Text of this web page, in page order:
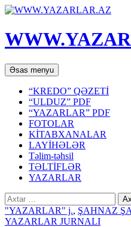
Axtar
Əsas menyu Mühtəviyyata
keç
“KREDO” QƏZETİ
“ULDUZ” PDF
“YAZARLAR” PDF
FOTOLAR
KİTABXANALAR
LAYİHƏLƏR
Təlim-təhsil
TƏLTİFLƏR
YAZARLAR
Axtarış:
"YAZARLAR" j., ŞAHNAZ
YAZARLAR JURNALI